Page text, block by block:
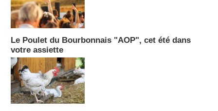
Le Poulet du Bourbonnais "AOP", cet été dans
votre assiette